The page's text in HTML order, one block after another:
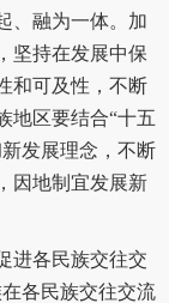
、融为一体。加
坚持在发展中保
和可及性，不断
地区要结合“十五
发展理念，不断
因地制宜发展新
各民族交往交
各民族交往交流